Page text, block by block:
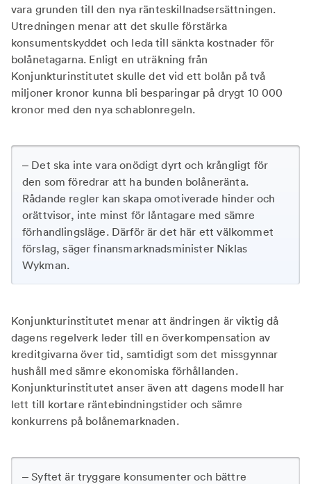
vara grunden till den nya ränteskillnadsersättningen.
Utredningen menar att det skulle förstärka
konsumentskyddet och leda till sänkta kostnader för
bolånetagarna. Enligt en uträkning från
Konjunkturinstitutet skulle det vid ett bolån på två
miljoner kronor kunna bli besparingar på drygt 10 000
kronor med den nya schablonregeln.
– Det ska inte vara onödigt dyrt och krångligt för
den som föredrar att ha bunden bolåneränta.
Rådande regler kan skapa omotiverade hinder och
orättvisor, inte minst för låntagare med sämre
förhandlingsläge. Därför är det här ett välkommet
förslag, säger finansmarknadsminister Niklas
Wykman.
Konjunkturinstitutet menar att ändringen är viktig då
dagens regelverk leder till en överkompensation av
kreditgivarna över tid, samtidigt som det missgynnar
hushåll med sämre ekonomiska förhållanden.
Konjunkturinstitutet anser även att dagens modell har
lett till kortare räntebindningstider och sämre
konkurrens på bolånemarknaden.
– Syftet är tryggare konsumenter och bättre